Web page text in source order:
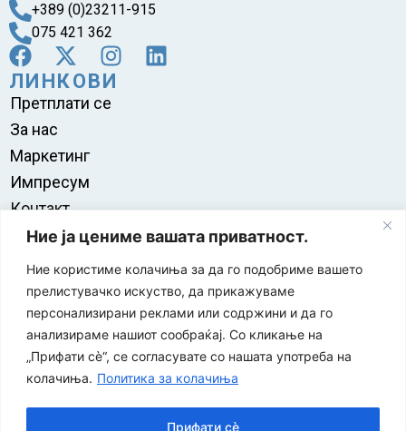
Ние ја цениме вашата приватност.
Ние користиме колачиња за да го подобриме вашето
прелистувачко искуство, да прикажуваме
персонализирани реклами или содржини и да го
анализираме нашиот сообраќај. Со кликање на
„Прифати сè“, се согласувате со нашата употреба на
колачиња. Политика за колачиња
Прифати сè
+389 (0)23211-915
075 421 362
ЛИНКОВИ
Претплати се
За нас
Маркетинг
Импресум
Контакт
Правила на користење